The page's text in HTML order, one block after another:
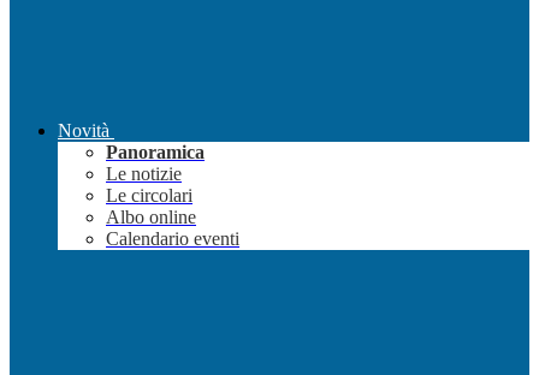
Novità
Panoramica
Le notizie
Le circolari
Albo online
Calendario eventi